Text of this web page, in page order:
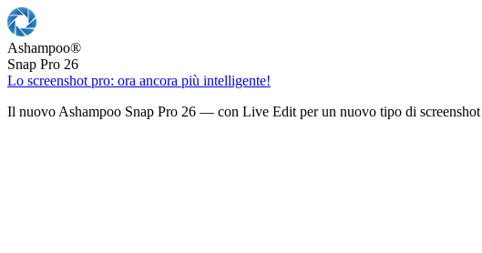
Ashampoo®
Snap Pro 26
Lo screenshot pro: ora ancora più intelligente!
Il nuovo Ashampoo Snap Pro 26 — con Live Edit per un nuovo tipo di screenshot